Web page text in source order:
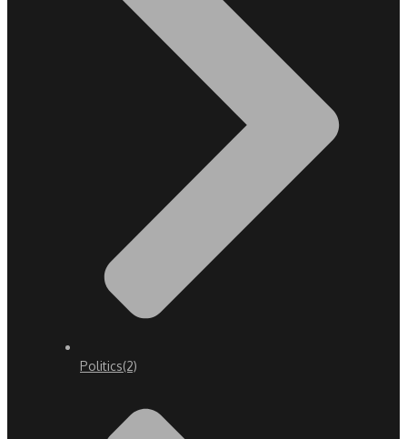
Politics(2)